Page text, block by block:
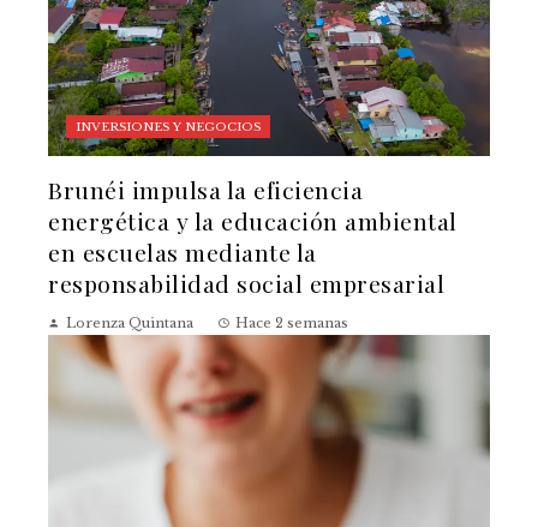
INVERSIONES Y NEGOCIOS
Brunéi impulsa la eficiencia
energética y la educación ambiental
en escuelas mediante la
responsabilidad social empresarial
Lorenza Quintana Hace 2 semanas